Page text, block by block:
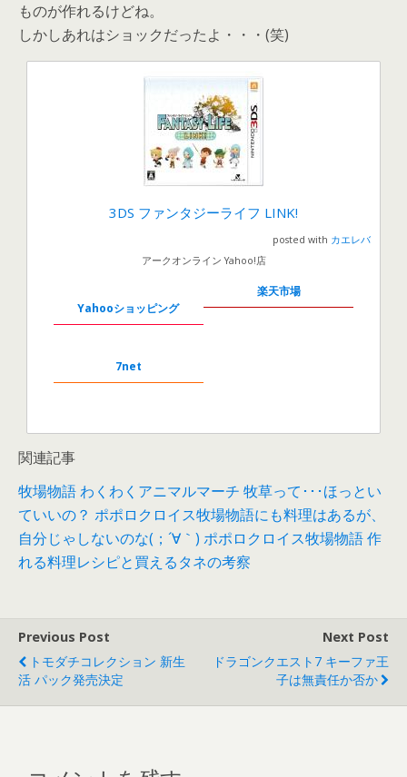
ものが作れるけどね。
しかしあれはショックだったよ・・・(笑)
3DS ファンタジーライフ LINK!
posted with カエレバ
アークオンライン Yahoo!店
Yahooショッピング
楽天市場
7net
関連記事
牧場物語 わくわくアニマルマーチ 牧草って･･･ほっとい
ていいの？ ポポロクロイス牧場物語にも料理はあるが、
自分じゃしないのな(；´∀｀) ポポロクロイス牧場物語 作
れる料理レシピと買えるタネの考察
Previous Post
トモダチコレクション 新生
活 パック発売決定
Next Post
ドラゴンクエスト7 キーファ王
子は無責任か否か